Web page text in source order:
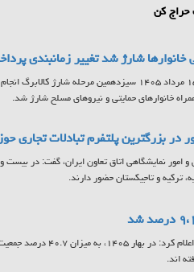
حراج کن
خانوارها شارژ شد تغییر زمانبندی
خانوارهای حمایتی و نیروهای مسلح شارژ شد.
ترکیه و تاجیکستان حضور دارند.
اند.